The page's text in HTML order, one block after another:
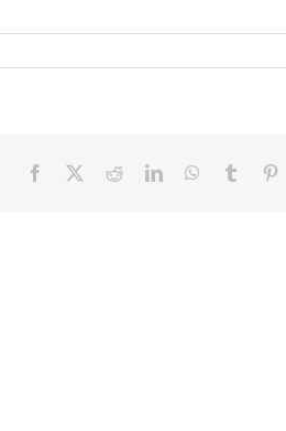
Facebook RedditLinkedInWhatsApp
Tumblr